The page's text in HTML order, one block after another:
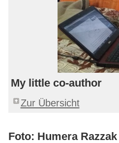
My little co-author
Zur Übersicht
Foto: Humera